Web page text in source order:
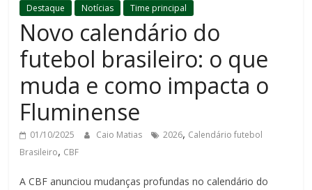
Destaque Notícias Time principal
Novo calendário do
futebol brasileiro: o que
muda e como impacta o
Fluminense
01/10/2025 Caio Matias 2026, Calendário futebol
Brasileiro, CBF
A CBF anunciou mudanças profundas no calendário do